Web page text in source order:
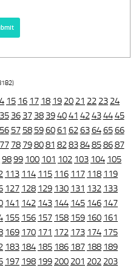
15 16 17 18 19 20 21 22 23 24
35 36 37 38 394041 42434445
56 57 58 596061 6263646566
77 78 798081 828384858687
9899 100 101 102 103 104 105
113 114 115 116 117 118 119
127 128 129 130 131 132 133
141 142 143 144 145 146 147
155 156 157 158 159 160 161
169 170 171 172 173 174 175
183 184 185 186 187 188 189
197 198 199 200 201 202 203